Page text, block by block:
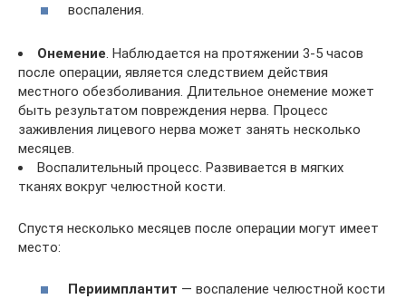
воспаления.
Онемение . Наблюдается на протяжении 3-5 часов
после операции, является следствием действия
местного обезболивания. Длительное онемение может
быть результатом повреждения нерва. Процесс
заживления лицевого нерва может занять несколько
месяцев.
Воспалительный процесс. Развивается в мягких
тканях вокруг челюстной кости.
Спустя несколько месяцев после операции могут имеет
место:
Периимплантит — воспаление челюстной кости